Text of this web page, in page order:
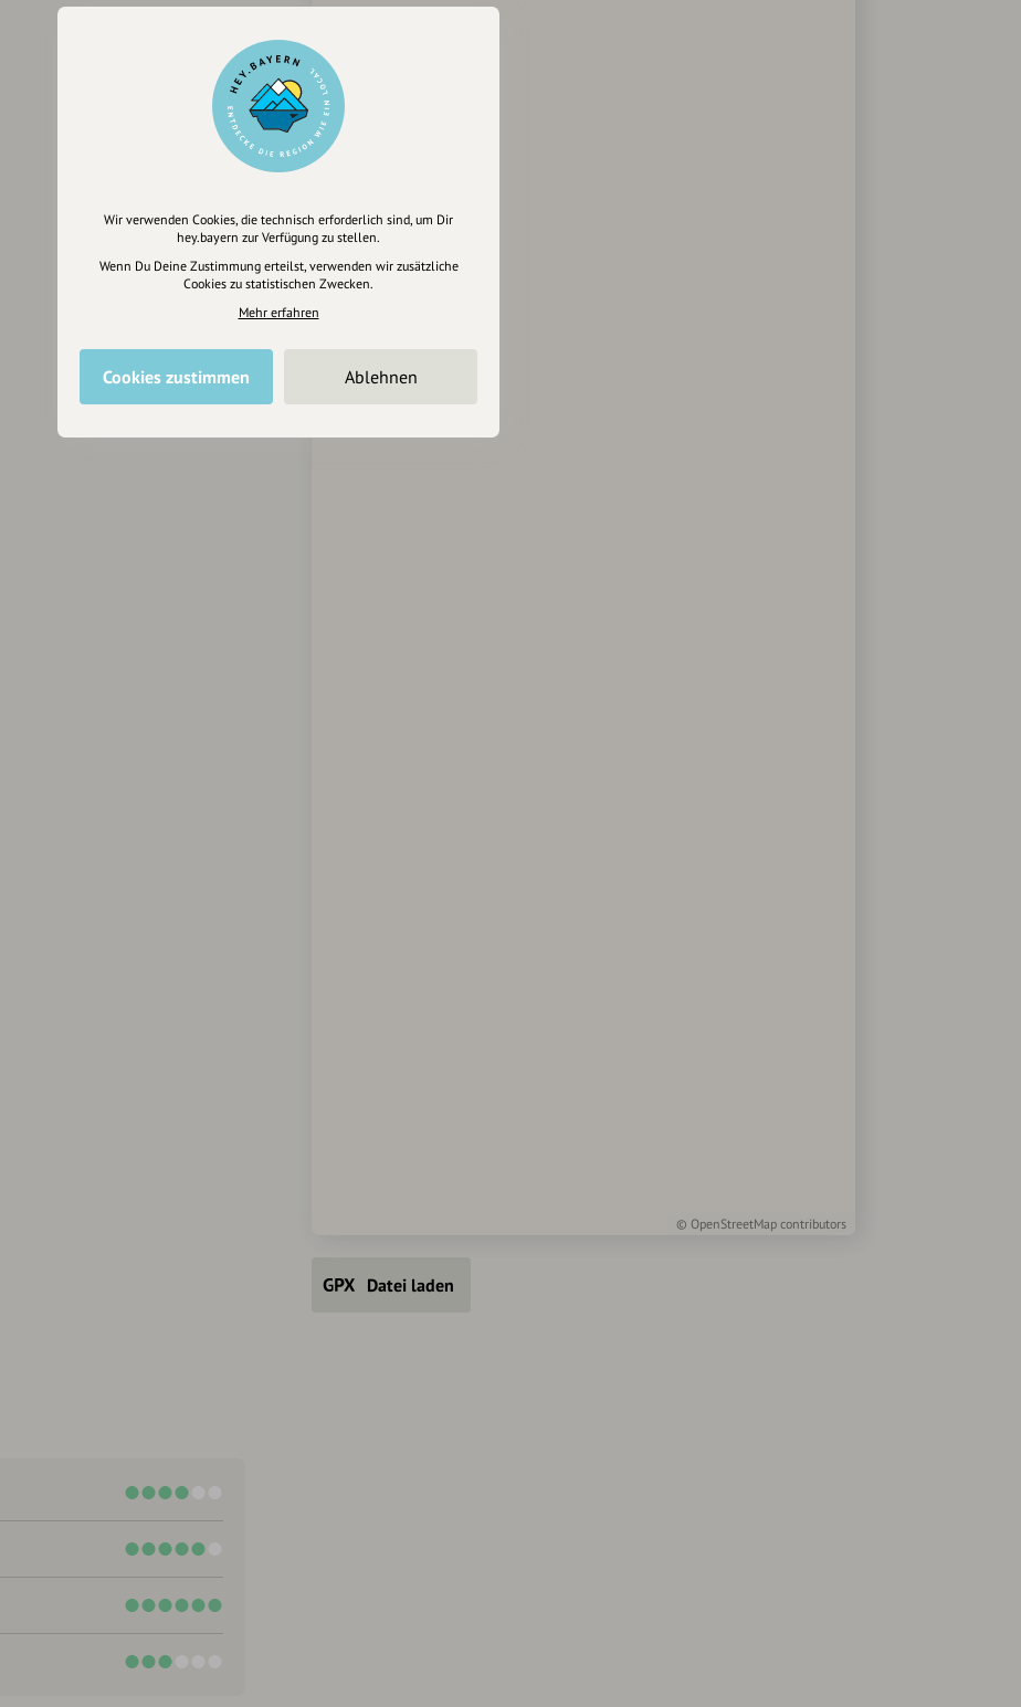
© OpenStreetMap contributors
Datei laden
Wir verwenden Cookies, die technisch erforderlich sind, um Dir
hey.bayern zur Verfügung zu stellen.
Wenn Du Deine Zustimmung erteilst, verwenden wir zusätzliche
Cookies zu statistischen Zwecken.
Mehr erfahren
Cookies zustimmen Ablehnen